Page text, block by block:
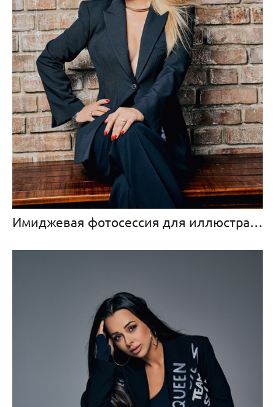
Имиджевая фотосессия для иллюстрации книги Евгении Березы